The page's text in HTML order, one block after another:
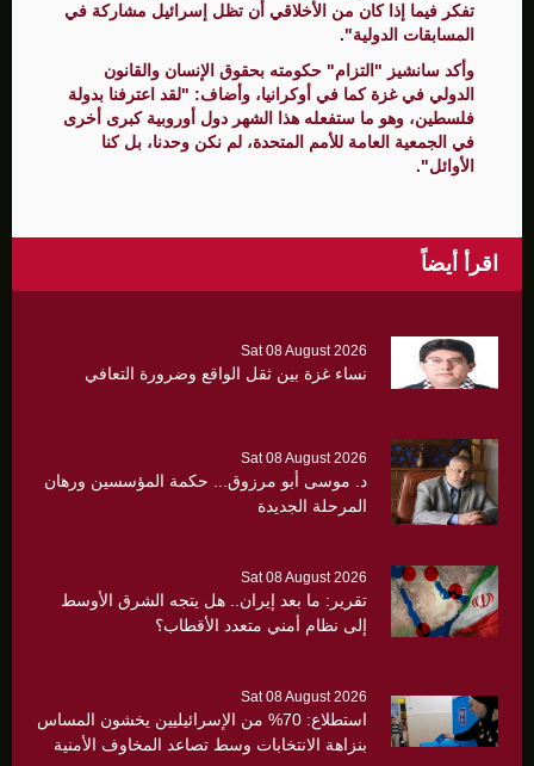
تفكر فيما إذا كان من الأخلاقي أن تظل إسرائيل مشاركة في
المسابقات الدولية".
وأكد سانشيز "التزام" حكومته بحقوق الإنسان والقانون
الدولي في غزة كما في أوكرانيا، وأضاف: "لقد اعترفنا بدولة
فلسطين، وهو ما ستفعله هذا الشهر دول أوروبية كبرى أخرى
في الجمعية العامة للأمم المتحدة، لم نكن وحدنا، بل كنا
الأوائل".
اقرأ أيضاً
Sat 08 August 2026
نساء غزة بين ثقل الواقع وضرورة التعافي
Sat 08 August 2026
د. موسى أبو مرزوق... حكمة المؤسسين ورهان
المرحلة الجديدة
Sat 08 August 2026
تقرير: ما بعد إيران.. هل يتجه الشرق الأوسط
إلى نظام أمني متعدد الأقطاب؟
Sat 08 August 2026
استطلاع: 70% من الإسرائيليين يخشون المساس
بنزاهة الانتخابات وسط تصاعد المخاوف الأمنية